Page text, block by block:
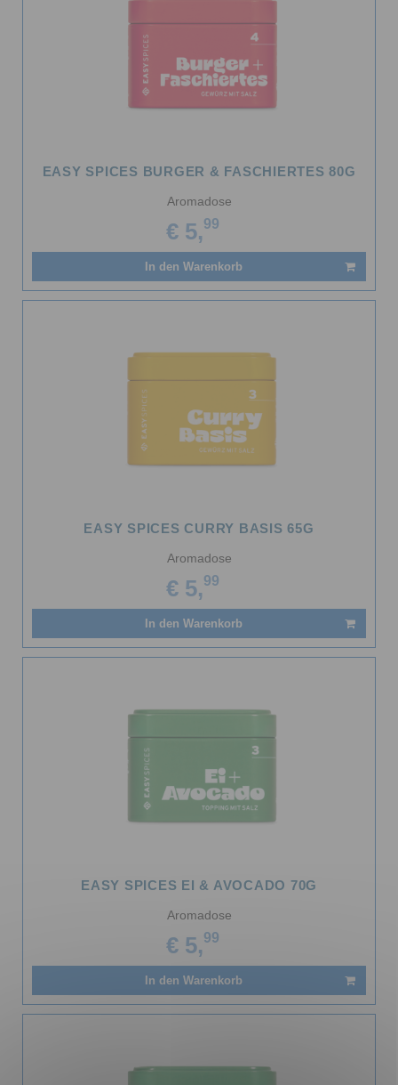
EASY SPICES BURGER & FASCHIERTES 80G
Aromadose
€ 5,99
In den Warenkorb
EASY SPICES CURRY BASIS 65G
Aromadose
€ 5,99
In den Warenkorb
EASY SPICES EI & AVOCADO 70G
Aromadose
€ 5,99
In den Warenkorb